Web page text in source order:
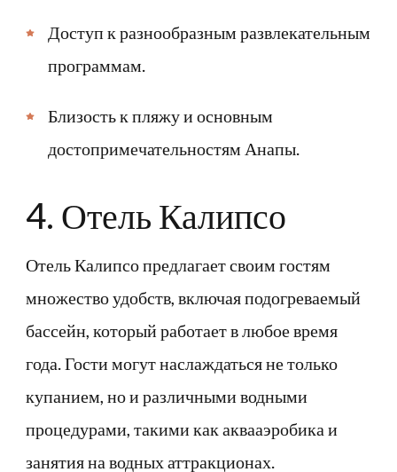
Доступ к разнообразным развлекательным
программам.
Близость к пляжу и основным
достопримечательностям Анапы.
4. Отель Калипсо
Отель Калипсо предлагает своим гостям
множество удобств, включая подогреваемый
бассейн, который работает в любое время
года. Гости могут наслаждаться не только
купанием, но и различными водными
процедурами, такими как аквааэробика и
занятия на водных аттракционах.